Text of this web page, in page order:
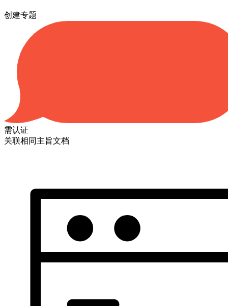
创建专题
需认证
关联相同主旨文档